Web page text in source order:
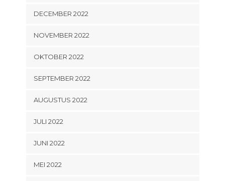
DECEMBER 2022
NOVEMBER 2022
OKTOBER 2022
SEPTEMBER 2022
AUGUSTUS 2022
JULI 2022
JUNI 2022
MEI 2022